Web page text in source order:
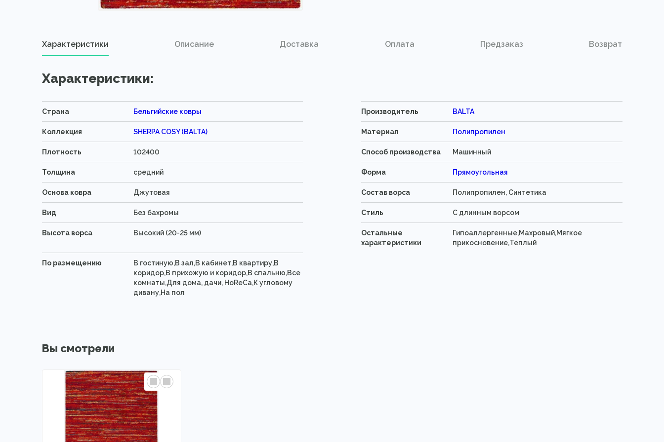
Характеристики Описание Доставка Оплата Предзаказ Возврат
Характеристики:
Страна Бельгийские ковры Производитель BALTA
Коллекция SHERPA COSY (BALTA) Материал Полипропилен
Плотность 102400 Способ производства Машинный
Толщина средний Форма Прямоугольная
Основа ковра Джутовая Состав ворса Полипропилен, Синтетика
Вид Без бахромы Стиль С длинным ворсом
Высота ворса Высокий (20-25 мм)
Остальные
характеристики
Гипоаллергенные,Махровый,Мягкое
прикосновение,Теплый
По размещению
В гостиную,В зал,В кабинет,В квартиру,В
коридор,В прихожую и коридор,В спальню,Все
комнаты,Для дома, дачи, HoReCa,К угловому
дивану,На пол
Вы смотрели